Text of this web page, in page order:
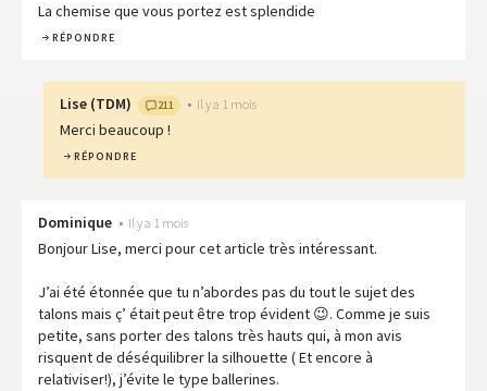
La chemise que vous portez est splendide
RÉPONDRE
Lise (TDM) 211 • Il y a 1 mois
Merci beaucoup !
RÉPONDRE
Dominique • Il y a 1 mois
Bonjour Lise, merci pour cet article très intéressant.
J’ai été étonnée que tu n’abordes pas du tout le sujet des
talons mais ç’ était peut être trop évident 😉. Comme je suis
petite, sans porter des talons très hauts qui, à mon avis
risquent de déséquilibrer la silhouette ( Et encore à
relativiser!), j’évite le type ballerines.